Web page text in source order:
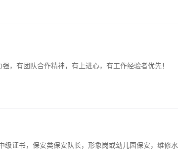
，有团队合作精神，有上进心，有工作经验者优先！
证书，保安类保安队长，形象岗或幼儿园保安，维修水